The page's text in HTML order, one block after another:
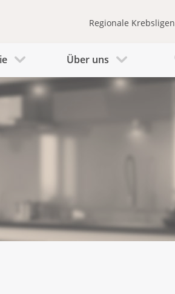
Regionale Krebsligen
Über uns